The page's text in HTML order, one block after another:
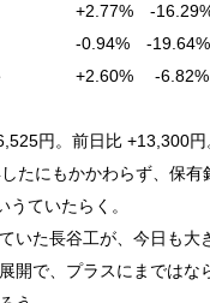
-16.29% -
-19.64% -
+2.60% -6.82% -
円。前日比 +13,300円
たにもかかわらず、保
ていたらく。
いた長谷工が、今日も
開で、プラスにまでは